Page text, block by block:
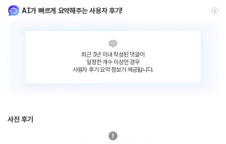
AI가 빠르게 요약해주는 사용자 후기!
최근 3년 이내 작성된 댓글이
일정한 개수 이상인 경우
사용자 후기 요약 정보가 제공됩니다.
사진 후기